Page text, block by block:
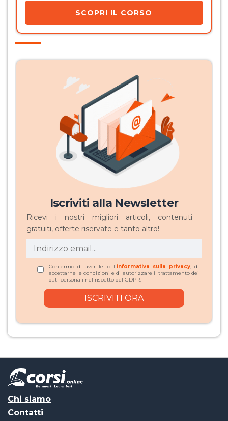
SCOPRI IL CORSO
Iscriviti alla Newsletter
Ricevi i nostri migliori articoli, contenuti
gratuiti, offerte riservate e tanto altro!
Confermo di aver letto l'informativa sulla privacy, di
accettarne le condizioni e di autorizzare il trattamento dei
dati personali nel rispetto del GDPR.
Chi siamo
Contatti